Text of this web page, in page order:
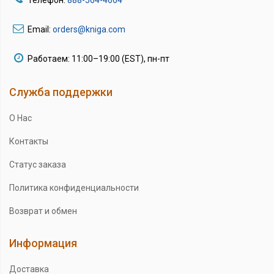
Email: orders@kniga.com
Работаем: 11:00–19:00 (EST), пн-пт
Служба поддержки
О Нас
Контакты
Статус заказа
Политика конфиденциальности
Возврат и обмен
Информация
Доставка